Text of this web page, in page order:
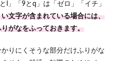
l」「9とq」は「ゼロ」「イチ」
文字が含まれている場合には、
がなをふっておきます。
りにくそうな部分だけふりがな